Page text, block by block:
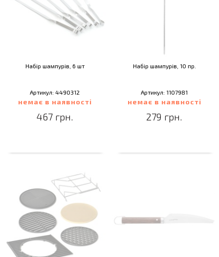
Набір шампурів, 6 шт
Артикул: 4490312
немає в наявності
467 грн.
Набір шампурів, 10 пр.
Артикул: 1107981
немає в наявності
279 грн.